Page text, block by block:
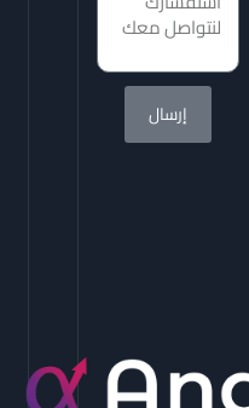
إرسال